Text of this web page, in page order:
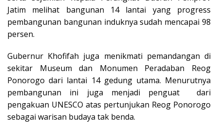
Jatim melihat bangunan 14 lantai yang progress
pembangunan bangunan induknya sudah mencapai 98
persen.
Gubernur Khofifah juga menikmati pemandangan di
sekitar Museum dan Monumen Peradaban Reog
Ponorogo dari lantai 14 gedung utama. Menurutnya
pembangunan ini juga menjadi penguat dari
pengakuan UNESCO atas pertunjukan Reog Ponorogo
sebagai warisan budaya tak benda.